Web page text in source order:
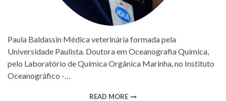
Paula Baldassin Médica veterinária formada pela
Universidade Paulista. Doutora em Oceanografia Química,
pelo Laboratório de Química Orgânica Marinha, no Instituto
Oceanográfico -…
READ MORE